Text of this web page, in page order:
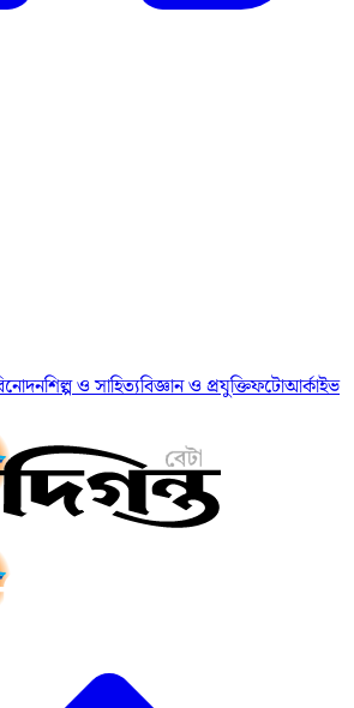
শিল্প ও সাহিত্যবিজ্ঞান ও প্রযুক্তিফটোআর্কাইভ